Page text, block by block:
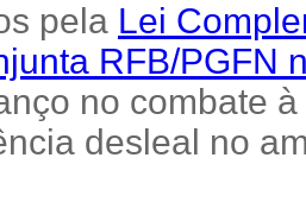
pela Lei
RFB/PGFN
no combate
desleal no